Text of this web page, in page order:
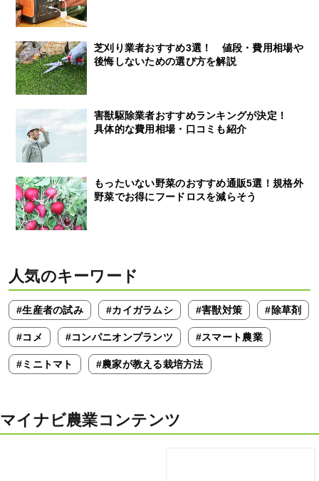
芝刈り業者おすすめ3選！ 値段・費用相場や
後悔しないための選び方を解説
害獣駆除業者おすすめランキングが決定！
具体的な費用相場・口コミも紹介
もったいない野菜のおすすめ通販5選！規格外
野菜でお得にフードロスを減らそう
人気のキーワード
#生産者の試み #カイガラムシ #害獣対策 #除草剤
#コメ #コンパニオンプランツ #スマート農業
#ミニトマト #農家が教える栽培方法
マイナビ農業コンテンツ